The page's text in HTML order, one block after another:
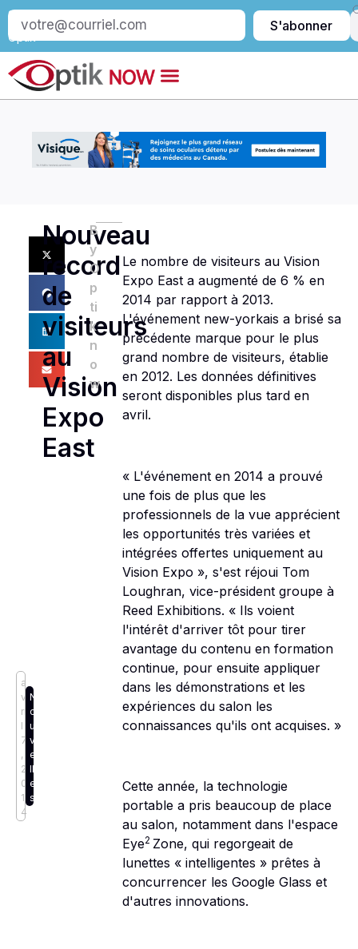
S’abonner
Optik
S'abonner
a
v
ri
l
7
,
2
0
1
4
N
o
u
v
e
ll
e
s
Nouveau
record
de
visiteurs
au
Vision
Expo
East
B
y
O
p
ti
k
n
o
w
Le nombre de visiteurs au Vision
Expo East a augmenté de 6 % en
2014 par rapport à 2013.
L'événement new-yorkais a brisé sa
précédente marque pour le plus
grand nombre de visiteurs, établie
en 2012. Les données définitives
seront disponibles plus tard en
avril.
« L'événement en 2014 a prouvé
une fois de plus que les
professionnels de la vue apprécient
les opportunités très variées et
intégrées offertes uniquement au
Vision Expo », s'est réjoui Tom
Loughran, vice-président groupe à
Reed Exhibitions. « Ils voient
l'intérêt d'arriver tôt pour tirer
avantage du contenu en formation
continue, pour ensuite appliquer
dans les démonstrations et les
expériences du salon les
connaissances qu'ils ont acquises. »
Cette année, la technologie
portable a pris beaucoup de place
au salon, notamment dans l'espace
Eye2 Zone, qui regorgeait de
lunettes « intelligentes » prêtes à
concurrencer les Google Glass et
d'autres innovations.